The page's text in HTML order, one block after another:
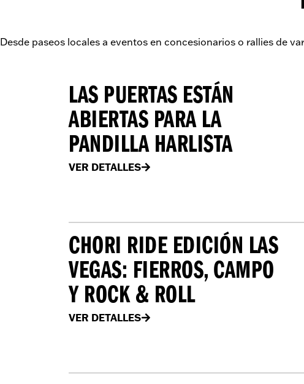
Desde paseos locales a eventos en concesionarios o rallies de
LAS PUERTAS ESTÁN
ABIERTAS PARA LA
PANDILLA HARLISTA
VER DETALLES
CHORI RIDE EDICIÓN LAS
VEGAS: FIERROS, CAMPO
Y ROCK & ROLL
VER DETALLES